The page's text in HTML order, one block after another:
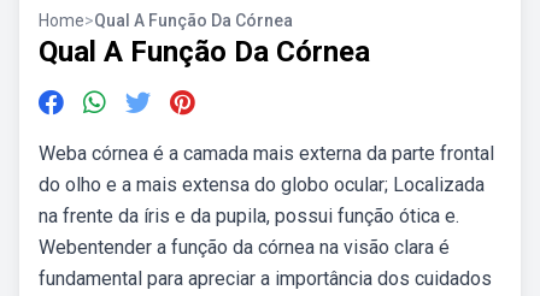
Home>Qual A Função Da Córnea
Qual A Função Da Córnea
Weba córnea é a camada mais externa da parte frontal
do olho e a mais extensa do globo ocular; Localizada
na frente da íris e da pupila, possui função ótica e.
Webentender a função da córnea na visão clara é
fundamental para apreciar a importância dos cuidados